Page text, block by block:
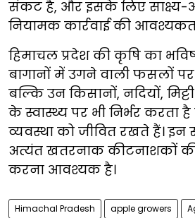
संकट है, और इसके लिए साक्ष्य-
नियामक कार्रवाई की
हिमाचल प्रदेश की कृषि का
बागानों में उगने वाली फसलों पर
बल्कि उन किसानों, नदियों,
के स्वास्थ्य पर भी निर्भर करता
व्यवस्था को जीवित रखते हैं। इन
अत्यंत खतरनाक कीटनाशकों
करना आवश्यक है।
Himachal Pradesh apple growers